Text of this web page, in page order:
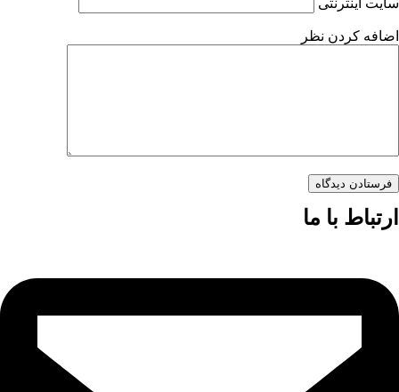
اضافه کردن نظر
فرستادن دیدگاه
ارتباط با ما